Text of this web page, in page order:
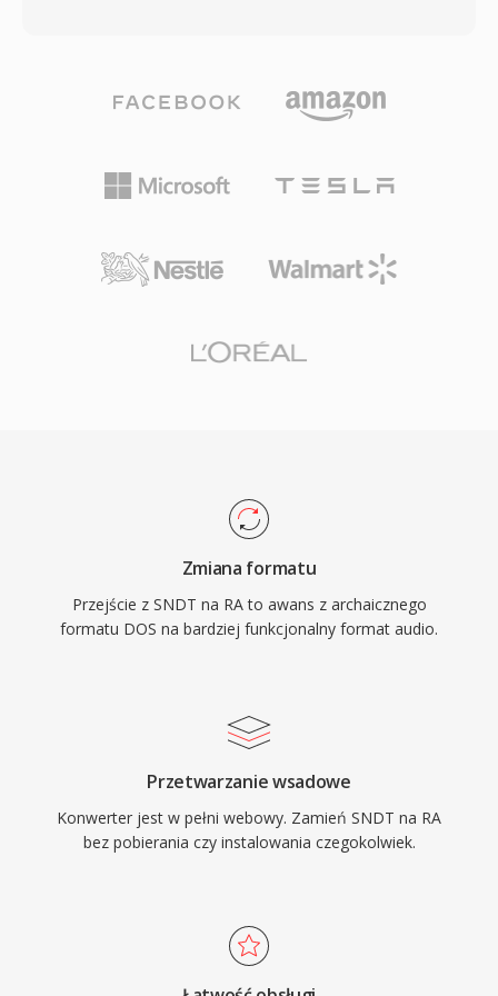
systemow multimedialnych. Format byl tez
efektywny do dekodowania, nie wymagajac
procesorach 286 i 386 tamtych czasow. Pliki
wczesnych gier PC i prezentacji
multimedialnych, gdzie deweloperzy
ograniczonym ekosystemie sprzetowym Sound
stanowilo zmiane paradygmatu, gdy
minut na transfer. Format ewoluowal przez
wiele generacji kodekow: wczesne wersje
przepustowosci dla modemow 14,4 kbps,
CD. Pliki RA obsluguja kodowanie ze stala i
zawodnych polaczeniach. W szczytowym
okresie RealPlayer byl zainstalowany na
setkach milionow komputerow, a nadawcy tacy
jak BBC i NPR polegali na RealAudio w
streamingu online. Trwalym wkladem
wplynela na pozniejsze standardy, takie jak
nowoczesne kodeki, ogromne archiwa tresci
RA z wczesnego radia internetowego nadal
istnieja i wymagaja konwersji do odtwarzania
Zmiana formatu
Przejście z SNDT na RA to awans z archaicznego
formatu DOS na bardziej funkcjonalny format audio.
Przetwarzanie wsadowe
Konwerter jest w pełni webowy. Zamień SNDT na RA
bez pobierania czy instalowania czegokolwiek.